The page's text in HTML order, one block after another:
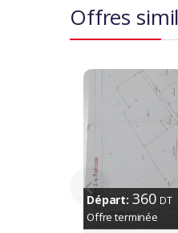
Offres
Départ: 360 DT
Offre terminée